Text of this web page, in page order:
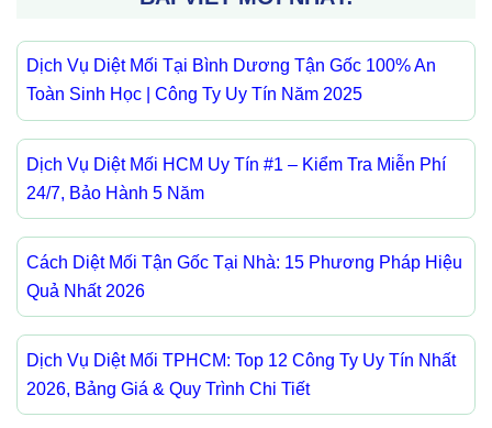
Dịch Vụ Diệt Mối Tại Bình Dương Tận Gốc 100% An
Toàn Sinh Học | Công Ty Uy Tín Năm 2025
Dịch Vụ Diệt Mối HCM Uy Tín #1 – Kiểm Tra Miễn Phí
24/7, Bảo Hành 5 Năm
Cách Diệt Mối Tận Gốc Tại Nhà: 15 Phương Pháp Hiệu
Quả Nhất 2026
Dịch Vụ Diệt Mối TPHCM: Top 12 Công Ty Uy Tín Nhất
2026, Bảng Giá & Quy Trình Chi Tiết